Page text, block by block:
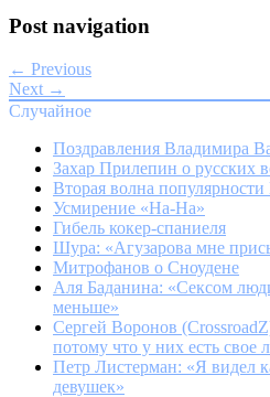
Post navigation
← Previous
Next →
Случайное
Поздравления Владимира
Захар Прилепин о русских
Вторая волна популярности
Усмирение «На-На»
Гибель кокер-спаниеля
Шура: «Агузарова мне
Митрофанов о Сноудене
Аля Баданина: «Сексом
меньше»
Сергей Воронов
потому что у них есть свое
Петр Листерман: «Я видел
девушек»